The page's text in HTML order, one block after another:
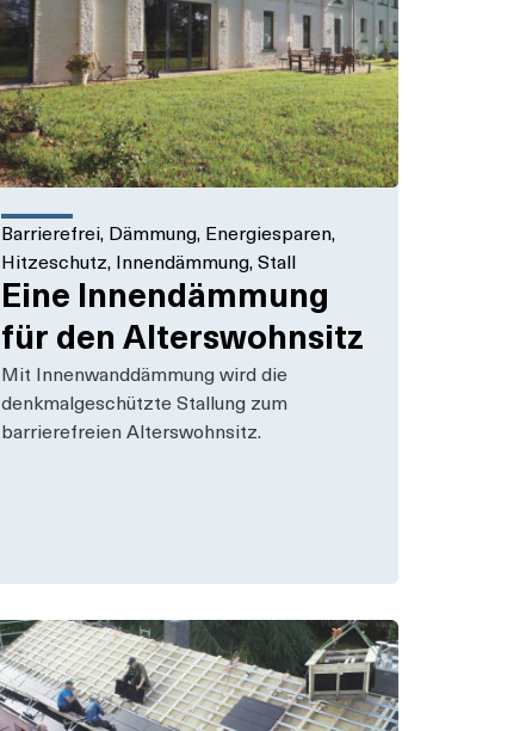
Barrierefrei, Dämmung, Energiesparen,
Hitzeschutz, Innendämmung, Stall
Eine Innendämmung
für den Alterswohnsitz
Mit Innenwanddämmung wird die
denkmalgeschützte Stallung zum
barrierefreien Alterswohnsitz.